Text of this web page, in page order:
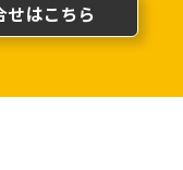
せはこちら